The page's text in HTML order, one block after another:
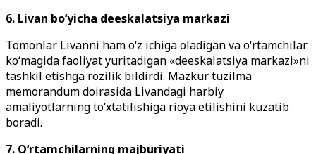
6. Livan bo‘yicha deeskalatsiya markazi
Tomonlar Livanni ham o‘z ichiga oladigan va o‘rtamchilar
ko‘magida faoliyat yuritadigan «deeskalatsiya markazi»ni
tashkil etishga rozilik bildirdi. Mazkur tuzilma
memorandum doirasida Livandagi harbiy
amaliyotlarning to‘xtatilishiga rioya etilishini kuzatib
boradi.
7. O‘rtamchilarning majburiyati